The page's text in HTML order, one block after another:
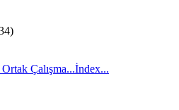
Çalışma...İndex...